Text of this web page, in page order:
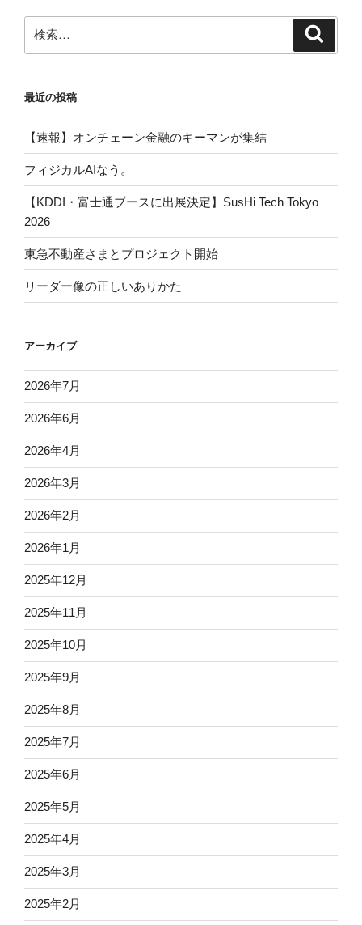
ー
ジ
り
ジ
索:
最近の投稿
【速報】オンチェーン金融のキーマンが集結
フィジカルAIなう。
【KDDI・富士通ブースに出展決定】SusHi Tech Tokyo
2026
東急不動産さまとプロジェクト開始
リーダー像の正しいありかた
アーカイブ
2026年7月
2026年6月
2026年4月
2026年3月
2026年2月
2026年1月
2025年12月
2025年11月
2025年10月
2025年9月
2025年8月
2025年7月
2025年6月
2025年5月
2025年4月
2025年3月
2025年2月